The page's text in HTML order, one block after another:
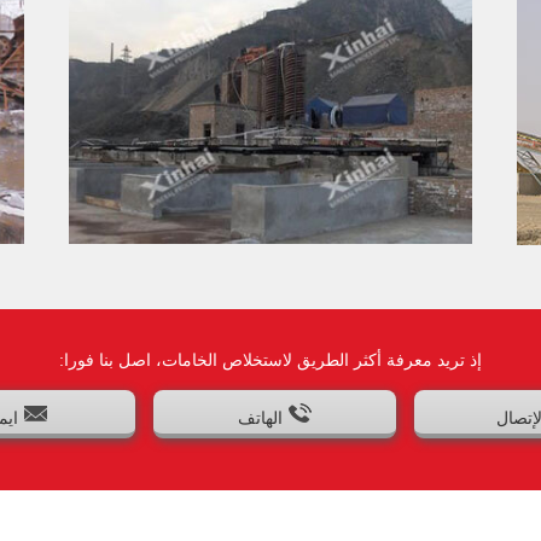
إذ تريد معرفة أكثر الطريق لاستخلاص الخامات، اصل بنا فورا:
الهاتف